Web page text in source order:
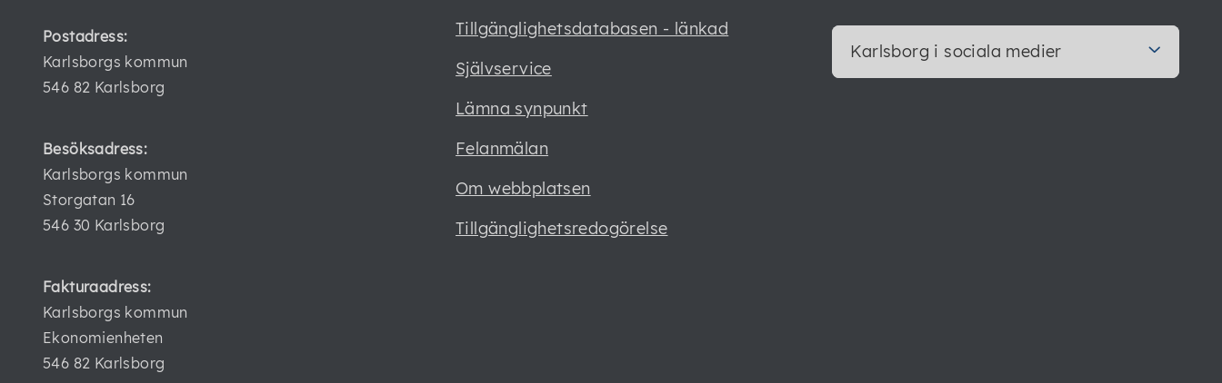
Postadress:
Karlsborgs kommun
546 82 Karlsborg
Besöksadress:
Karlsborgs kommun
Storgatan 16
546 30 Karlsborg
Fakturaadress:
Karlsborgs kommun
Ekonomienheten
546 82 Karlsborg
Tillgänglighetsdatabasen - länkad
Självservice
Lämna synpunkt
Felanmälan
Om webbplatsen
Tillgänglighetsredogörelse
Karlsborg i sociala medier